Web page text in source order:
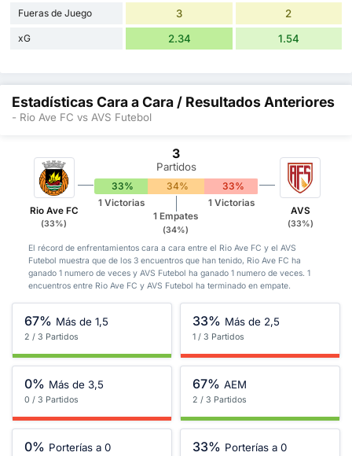
Fueras de Juego 3 2
xG 2.34 1.54
Estadísticas Cara a Cara / Resultados Anteriores
- Rio Ave FC vs AVS Futebol
Rio Ave FC
(33%)
3
Partidos
33% 34% 33%
1 Victorias
1 Empates
(34%)
1 Victorias
AVS
(33%)
El récord de enfrentamientos cara a cara entre el Rio Ave FC y el AVS
Futebol muestra que de los 3 encuentros que han tenido, Rio Ave FC ha
ganado 1 numero de veces y AVS Futebol ha ganado 1 numero de veces. 1
encuentros entre Rio Ave FC y AVS Futebol ha terminado en empate.
67% Más de 1,5
2 / 3 Partidos
33% Más de 2,5
1 / 3 Partidos
0% Más de 3,5
0 / 3 Partidos
67% AEM
2 / 3 Partidos
0% Porterías a 0 33% Porterías a 0